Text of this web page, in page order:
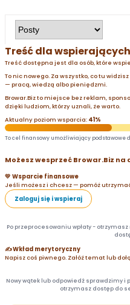
Treść dla wspierających
Treść dostępna jest dla osób, które
To nic nowego. Za wszystko, co tu
— pracą, wiedzą albo pieniędzmi.
Browar.Biz to miejsce bez reklam,
dzięki ludziom, którzy uznali, że warto.
Aktualny poziom wsparcia: 41%
To cel finansowy umożliwiający podstawowe
Możesz wesprzeć Browar.Biz na
💛 Wsparcie finansowe
Jeśli możesz i chcesz — pomóż
Zaloguj się i wspieraj
Po przeprocesowaniu wpłaty - otrzymasz
✍️ Wkład merytoryczny
Napisz coś piwnego. Załóż temat lub
Nowy wątek lub odpowiedź sprawdzimy
otrzymasz dostęp do